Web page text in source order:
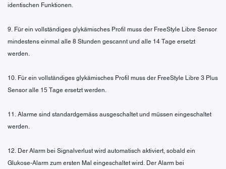
identischen Funktionen.
9. Für ein vollständiges glykämisches Profil muss der FreeStyle Libre Sensor
mindestens einmal alle 8 Stunden gescannt und alle 14 Tage ersetzt
werden.
10. Für ein vollständiges glykämisches Profil muss der FreeStyle Libre 3 Plus
Sensor alle 15 Tage ersetzt werden.
11. Alarme sind standardgemäss ausgeschaltet und müssen eingeschaltet
werden.
12. Der Alarm bei Signalverlust wird automatisch aktiviert, sobald ein
Glukose-Alarm zum ersten Mal eingeschaltet wird. Der Alarm bei